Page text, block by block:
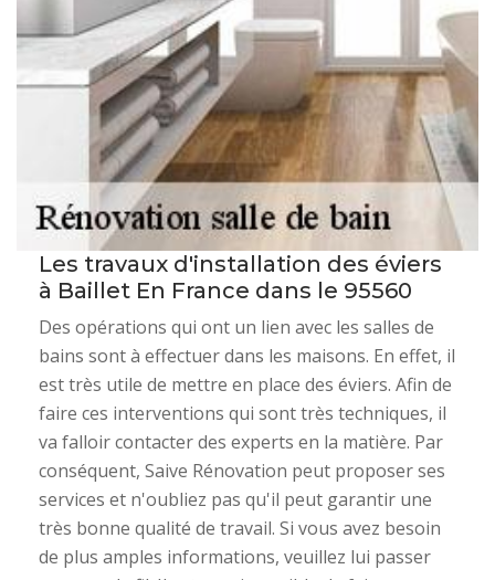
Les travaux d'installation des éviers
à Baillet En France dans le 95560
Des opérations qui ont un lien avec les salles de
bains sont à effectuer dans les maisons. En effet, il
est très utile de mettre en place des éviers. Afin de
faire ces interventions qui sont très techniques, il
va falloir contacter des experts en la matière. Par
conséquent, Saive Rénovation peut proposer ses
services et n'oubliez pas qu'il peut garantir une
très bonne qualité de travail. Si vous avez besoin
de plus amples informations, veuillez lui passer